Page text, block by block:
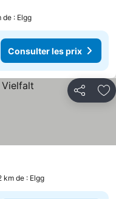
de : Elgg
Consulter les prix
Partager
km de : Elgg